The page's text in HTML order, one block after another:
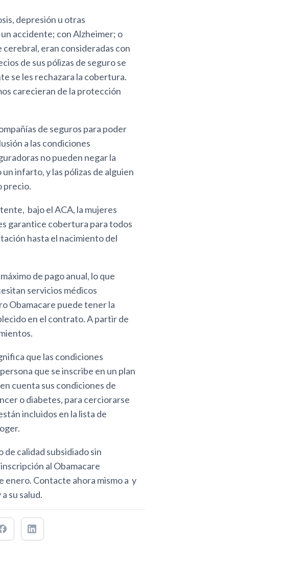
depresión u otras
accidente; con Alzheimer; o
eran consideradas con
de sus pólizas de seguro se
se les rechazara la cobertura.
carecieran de la protección
de seguros para poder
a las condiciones
no pueden negar la
infarto, y las pólizas de alguien
precio.
bajo el ACA, la mujeres
garantice cobertura para todos
hasta el nacimiento del
de pago anual, lo que
servicios médicos
Obamacare puede tener la
en el contrato. A partir de
que las condiciones
que se inscribe en un plan
cuenta sus condiciones de
o diabetes, para cerciorarse
incluidos en la lista de
calidad subsidiado sin
al Obamacare
enero. Contacte ahora mismo a y
su salud.